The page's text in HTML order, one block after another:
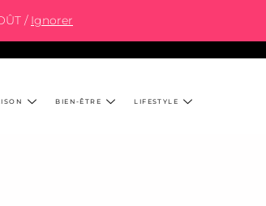
/ Ignorer
BIEN-ÊTRE LIFESTYLE